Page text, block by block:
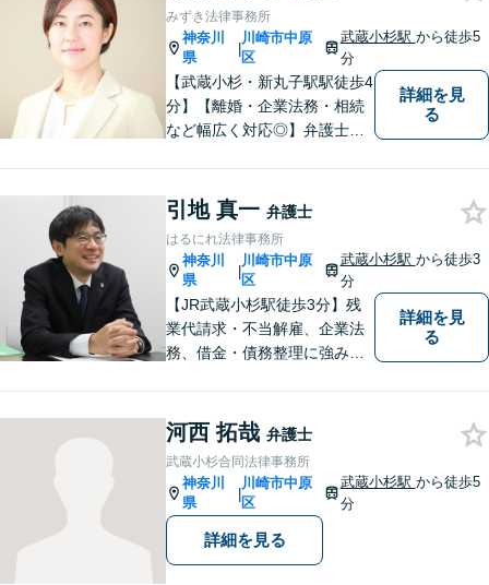
みずき法律事務所
神奈川
県
|
川崎市中原
区
武蔵小杉駅 から徒歩5
分
【武蔵小杉・新丸子駅駅徒歩4
分】【離婚・企業法務・相続
など幅広く対応◎】弁護士歴1
ます。皆様の人生の岐路に真
摯に向き合います。まずはお
気軽にご相談ください！
詳細を見
る
引地 真一 弁護士
はるにれ法律事務所
神奈川
県
|
川崎市中原
区
武蔵小杉駅 から徒歩3
分
【JR武蔵小杉駅徒歩3分】残
業代請求・不当解雇、企業法
務、借金・債務整理に強み。
電話、メール関わらず素早い
レスポンスを心がけていま
す。【初回の面談無料】【営
業時間外や土日の相談も可】
詳細を見
る
河西 拓哉 弁護士
武蔵小杉合同法律事務所
神奈川
県
|
川崎市中原
区
武蔵小杉駅 から徒歩5
分
詳細を見る